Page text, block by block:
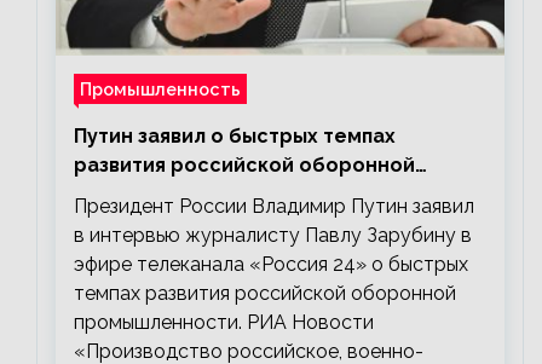
Промышленность
Путин заявил о быстрых темпах
развития российской оборонной
промышленности
Президент России Владимир Путин заявил
в интервью журналисту Павлу Зарубину в
эфире телеканала «Россия 24» о быстрых
темпах развития российской оборонной
промышленности. РИА Новости
«Производство российское, военно-